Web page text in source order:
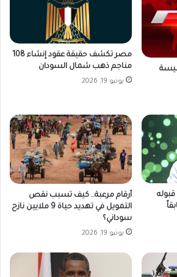
مصر تكشف حقيقة عقود إنشاء 108
مناجم ذهب شمال السودان
يونيو 19, 2026
أرقام مرعبة.. كيف تسبب نقص
التمويل في تهديد حياة 9 ملايين نازح
سوداني؟
يونيو 19, 2026